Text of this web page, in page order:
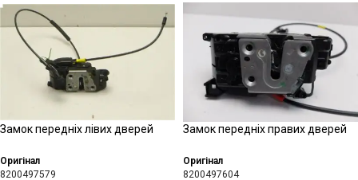
Замок передніх лівих дверей
Оригінал
8200497579
Замок передніх правих дверей
Оригінал
8200497604